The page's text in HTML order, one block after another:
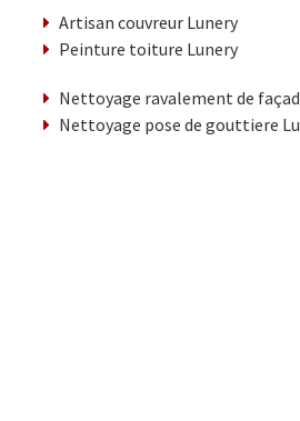
Artisan couvreur Lunery
Peinture toiture Lunery
Nettoyage ravalement de
Nettoyage pose de gouttiere